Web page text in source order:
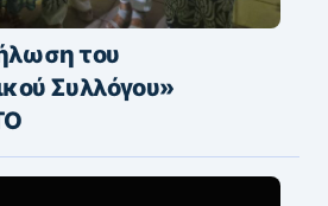
του
Συλλόγου»